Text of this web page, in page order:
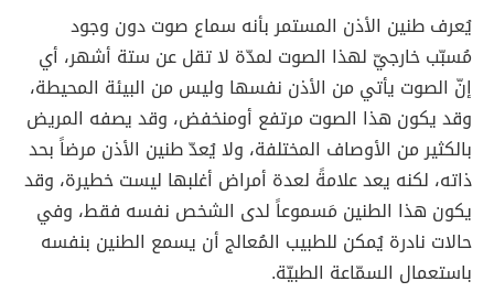
يُعرف طنين الأذن المستمر بأنه سماع صوت دون وجود
مُسبّب خارجيّ لهذا الصوت لمدّة لا تقل عن ستة أشهر، أي
إنّ الصوت يأتي من الأذن نفسها وليس من البيئة المحيطة،
وقد يكون هذا الصوت مرتفع أومنخفض، وقد يصفه المريض
بالكثير من الأوصاف المختلفة، ولا يُعدّ طنين الأذن مرضاً بحد
ذاته، لكنه يعد علامةً لعدة أمراض أغلبها ليست خطيرة، وقد
يكون هذا الطنين مَسموعاً لدى الشخص نفسه فقط، وفي
حالات نادرة يُمكن للطبيب المُعالج أن يسمع الطنين بنفسه
باستعمال السمّاعة الطبيّة.